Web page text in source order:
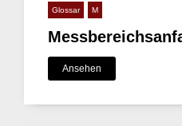
Glossar M
Ansehen